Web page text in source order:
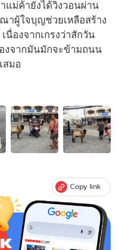
แม่ค้ายังได้วิงวอนผ่าน
าผู้ใจบุญช่วยเหลือสร้าง
นื่องจากเกรงว่าสักวัน
งจากมันมักจะข้ามถนน
สมอ
Copy link